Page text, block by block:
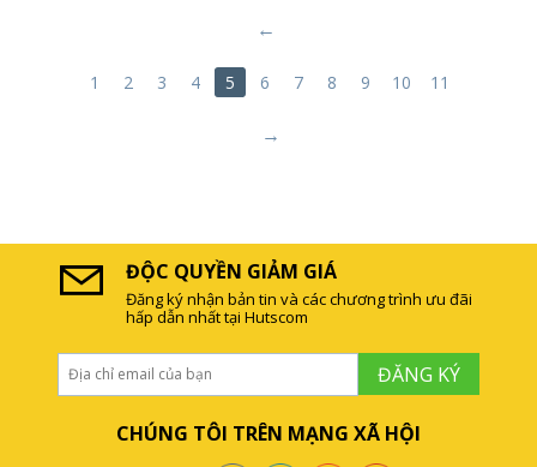
1 2 3 4 5 6 7 8 9 10 11
ĐỘC QUYỀN GIẢM GIÁ
Đăng ký nhận bản tin và các chương trình ưu đãi
hấp dẫn nhất tại Hutscom
ĐĂNG KÝ
CHÚNG TÔI TRÊN MẠNG XÃ HỘI